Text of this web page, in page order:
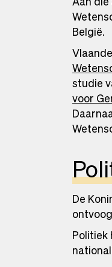
België.
studie
voor
De
Politiek